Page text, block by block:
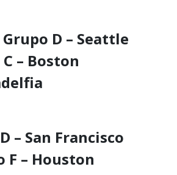
D – Seattle
– Boston
– San Francisco
F – Houston